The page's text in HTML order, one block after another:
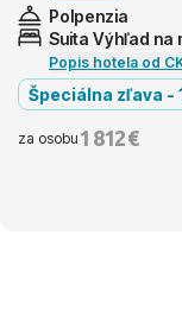
Polpenzia
Suita Výhľad na
Popis hotela od
Špeciálna zľava -
za osobu 1 812 €